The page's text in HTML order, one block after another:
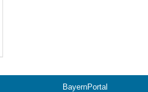
BayernPortal